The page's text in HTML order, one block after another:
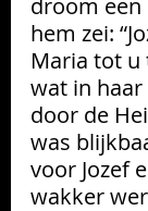
droom een
hem zei:
Maria tot u
wat in
door de
was
voor Jozef
wakker